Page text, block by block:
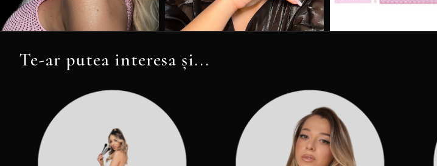
Te-ar putea interesa și...